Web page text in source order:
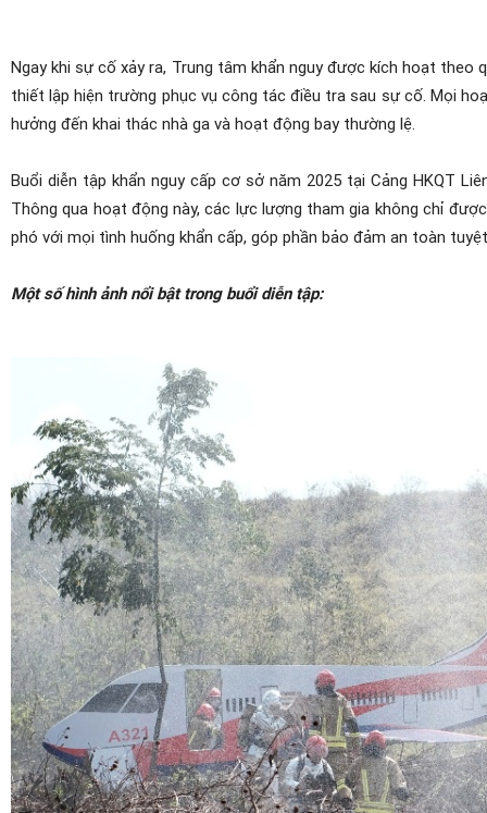
Ngay khi sự cố xảy ra, Trung tâm khẩn nguy được kích hoạt theo
thiết lập hiện trường phục vụ công tác điều tra sau sự cố. Mọi
hưởng đến khai thác nhà ga và hoạt động bay thường lệ.
Buổi diễn tập khẩn nguy cấp cơ sở năm 2025 tại Cảng HKQT
Thông qua hoạt động này, các lực lượng tham gia không chỉ
phó với mọi tình huống khẩn cấp, góp phần bảo đảm an toàn
Một số hình ảnh nổi bật trong buổi diễn tập: